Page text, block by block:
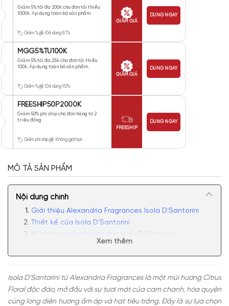
Giảm 5% tối đa 200k cho đơn tối thiểu
1000k. Áp dụng toàn bộ sản phẩm.
Giảm % Đã dùng 81%
GIẢM GIÁ
DÙNG NGAY
MGG5%TU100K
Giảm 5% tối đa 25k cho đơn tối thiểu
100k. Áp dụng toàn bộ sản phẩm.
Giảm % Đã dùng 92%
GIẢM GIÁ
DÙNG NGAY
FREESHIP50P2000K
Giảm 50% phí ship cho đơn hàng từ 2
triệu đồng
Giảm phí ship Không giới hạn
FREESHIP
DÙNG NGAY
MÔ TẢ SẢN PHẨM
Nội dung chính
Giới thiệu Alexandria Fragrances Isola D’Santorini
Thiết kế của Isola D’Santorini
Mùi hương của Alexandria Isola D’Santorini
D’Santorini không?
Xem thêm
Isola D’Santorini từ Alexandria Fragrances là một mùi hương Citrus
Floral độc đáo, mở đầu với sự tươi mát của cam chanh, hòa quyện
cùng long diên hương ấm áp và hạt tiêu trắng. Đây là sự lựa chọn